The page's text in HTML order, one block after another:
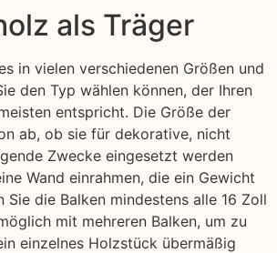
als Träger
in vielen verschiedenen Größen und
den Typ wählen können, der Ihren
entspricht. Die Größe der
ab, ob sie für dekorative, nicht
Zwecke eingesetzt werden
Wand einrahmen, die ein Gewicht
Sie die Balken mindestens alle 16 Zoll
mit mehreren Balken, um zu
einzelnes Holzstück übermäßig